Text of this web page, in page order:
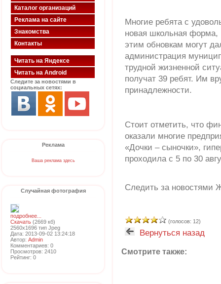
Каталог организаций
Реклама на сайте
Знакомства
Контакты
Читать на Яндексе
Читать на Android
Следите за новостями в
социальных сетях:
Реклама
Ваша реклама здесь
Случайная фотография
подробнее...
Скачать (2669 кб)
2560x1696 тип Jpeg
Дата: 2013-09-02 13:24:18
Автор: Admin
Комментариев: 0
Просмотров: 2410
Рейтинг: 0
Многие ребята с
новая школьная форма,
этим обновкам могут
администрация
трудной жизненной
получат 39 ребят. Им
принадлежности.
Стоит отметить, что
оказали многие
«Дочки – сыночки»,
проходила с 5 по 30
Следить за новостями
(голосов: 12)
Вернуться назад
Смотрите также: